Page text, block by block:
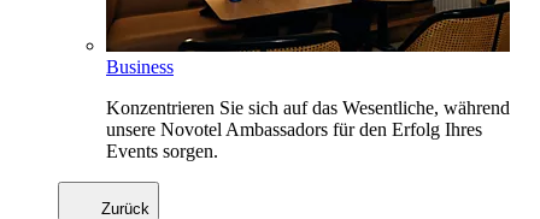
Business
Konzentrieren Sie sich auf das Wesentliche, während
unsere Novotel Ambassadors für den Erfolg Ihres
Events sorgen.
Zurück